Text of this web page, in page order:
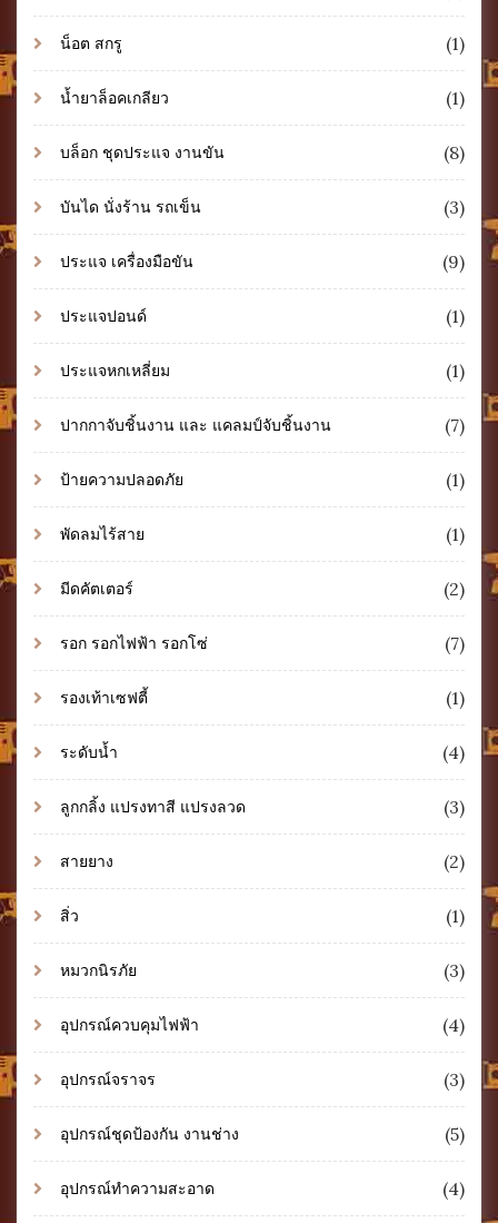
น็อต สกรู (1)
น้ำยาล็อคเกลียว (1)
บล็อก ชุดประแจ งานขัน (8)
บันได นั่งร้าน รถเข็น (3)
ประแจ เครื่องมือขัน (9)
ประแจปอนด์ (1)
ประแจหกเหลี่ยม (1)
ปากกาจับชิ้นงาน และ แคลมป์จับชิ้นงาน (7)
ป้ายความปลอดภัย (1)
พัดลมไร้สาย (1)
มีดคัตเตอร์ (2)
รอก รอกไฟฟ้า รอกโซ่ (7)
รองเท้าเซฟตี้ (1)
ระดับน้ำ (4)
ลูกกลิ้ง แปรงทาสี แปรงลวด (3)
สายยาง (2)
สิ่ว (1)
หมวกนิรภัย (3)
อุปกรณ์ควบคุมไฟฟ้า (4)
อุปกรณ์จราจร (3)
อุปกรณ์ชุดป้องกัน งานช่าง (5)
อุปกรณ์ทำความสะอาด (4)